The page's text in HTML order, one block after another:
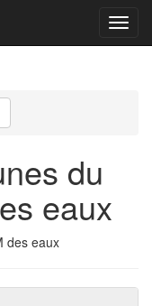
Menu
du
eaux
des eaux